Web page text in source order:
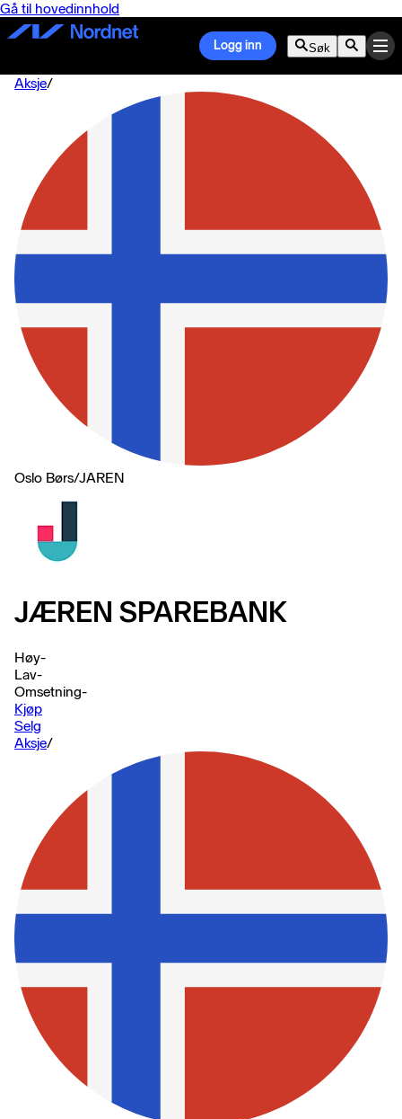
Gå til hovedinnhold
Logg inn Søk
Aksje/
Oslo Børs/JAREN
JÆREN SPAREBANK
Høy-
Lav-
Omsetning-
Kjøp
Selg
Aksje/